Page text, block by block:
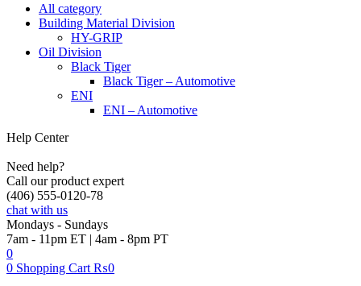
All category
Building Material Division
HY-GRIP
Oil Division
Black Tiger
Black Tiger – Automotive
ENI
ENI – Automotive
Help Center
Need help?
Call our product expert
(406) 555-0120-78
chat with us
Mondays - Sundays
7am - 11pm ET | 4am - 8pm PT
0
0 Shopping Cart ₨0